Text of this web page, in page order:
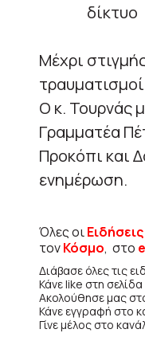
δίκτυο
Μέχρι
Ο κ. Τουρνάς
Γραμματέα
Προκόπι και
ενημέρωση.
Όλες οιΕιδήσεις
τονΚόσμο, στο
Διάβασε όλες τις
Κάνε like στη
Ακολούθησε μας
Κάνε εγγραφή στο
Γίνε μέλος στο